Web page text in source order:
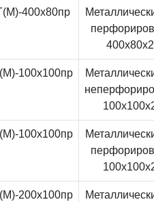
400x80пр
100x100пр
100x100пр
200x100пр